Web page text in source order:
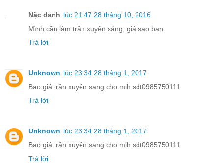
Nặc danh lúc 21:47 28 tháng 10, 2016
Mình cần làm trần xuyên sáng, giá sao bạn
Trả lời
Unknown lúc 23:34 28 tháng 1, 2017
Bao giá trần xuyên sang cho mih sdt0985750111
Trả lời
Unknown lúc 23:34 28 tháng 1, 2017
Bao giá trần xuyên sang cho mih sdt0985750111
Trả lời